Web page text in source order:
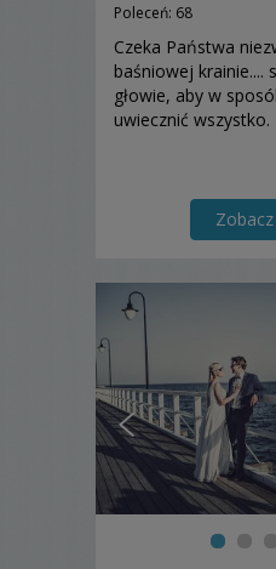
Poleceń: 68
Czeka Państwa
baśniowej krainie....
głowie, aby w
uwiecznić wszystko.